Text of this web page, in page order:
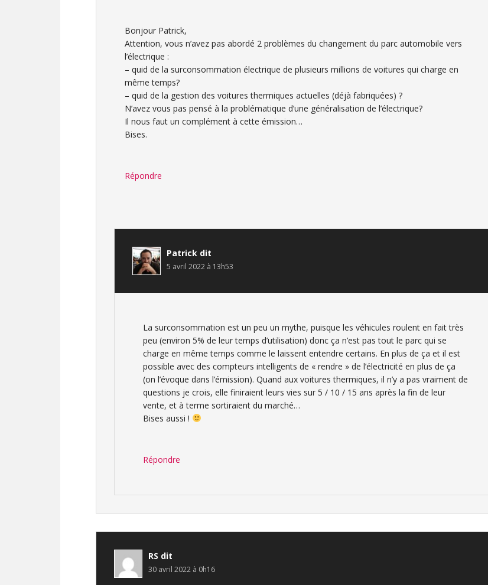
Bonjour Patrick,
Attention, vous n’avez pas abordé 2 problèmes du changement du parc automobile vers
l’électrique :
– quid de la surconsommation électrique de plusieurs millions de voitures qui charge en
même temps?
– quid de la gestion des voitures thermiques actuelles (déjà fabriquées) ?
N’avez vous pas pensé à la problématique d’une généralisation de l’électrique?
Il nous faut un complément à cette émission…
Bises.
Répondre
Patrick dit
5 avril 2022 à 13h53
La surconsommation est un peu un mythe, puisque les véhicules roulent en fait très
peu (environ 5% de leur temps d’utilisation) donc ça n’est pas tout le parc qui se
charge en même temps comme le laissent entendre certains. En plus de ça et il est
possible avec des compteurs intelligents de « rendre » de l’électricité en plus de ça
(on l’évoque dans l’émission). Quand aux voitures thermiques, il n’y a pas vraiment de
questions je crois, elle finiraient leurs vies sur 5 / 10 / 15 ans après la fin de leur
vente, et à terme sortiraient du marché…
Bises aussi !
Répondre
RS dit
30 avril 2022 à 0h16